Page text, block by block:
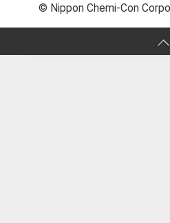
© Nippon Chemi-Con